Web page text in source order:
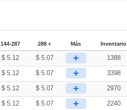
144-287 288 + Más Inventario
$ 5.12 $ 5.07 + 1388
$ 5.12 $ 5.07 + 3398
$ 5.12 $ 5.07 + 2970
$ 5.12 $ 5.07 + 2240